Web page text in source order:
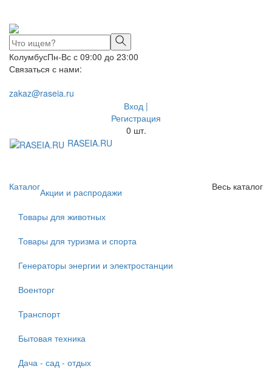
КолумбусПн-Вс с 09:00 до 23:00
Связаться с нами:
zakaz@raseia.ru
Вход |
Регистрация
0 шт.
RASEIA.RU
Каталог
Весь каталог
Акции и распродажи
Товары для животных
Товары для туризма и спорта
Генераторы энергии и электростанции
Военторг
Транспорт
Бытовая техника
Дача - сад - отдых